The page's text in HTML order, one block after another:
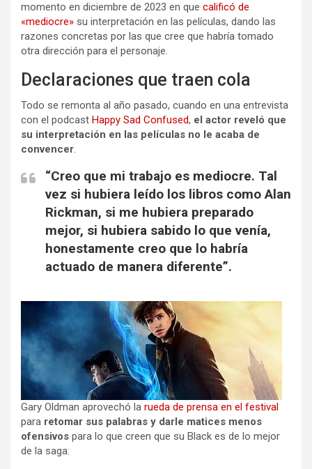
momento en diciembre de 2023 en que calificó de
«mediocre» su interpretación en las películas, dando las
razones concretas por las que cree que habría tomado
otra dirección para el personaje.
Declaraciones que traen cola
Todo se remonta al año pasado, cuando en una entrevista
con el podcast Happy Sad Confused, el actor reveló que
su interpretación en las películas no le acaba de
convencer.
“Creo que mi trabajo es mediocre. Tal
vez si hubiera leído los libros como Alan
Rickman, si me hubiera preparado
mejor, si hubiera sabido lo que venía,
honestamente creo que lo habría
actuado de manera diferente”.
Gary Oldman aprovechó la rueda de prensa en el festival
para retomar sus palabras y darle matices menos
ofensivos para lo que creen que su Black es de lo mejor
de la saga: